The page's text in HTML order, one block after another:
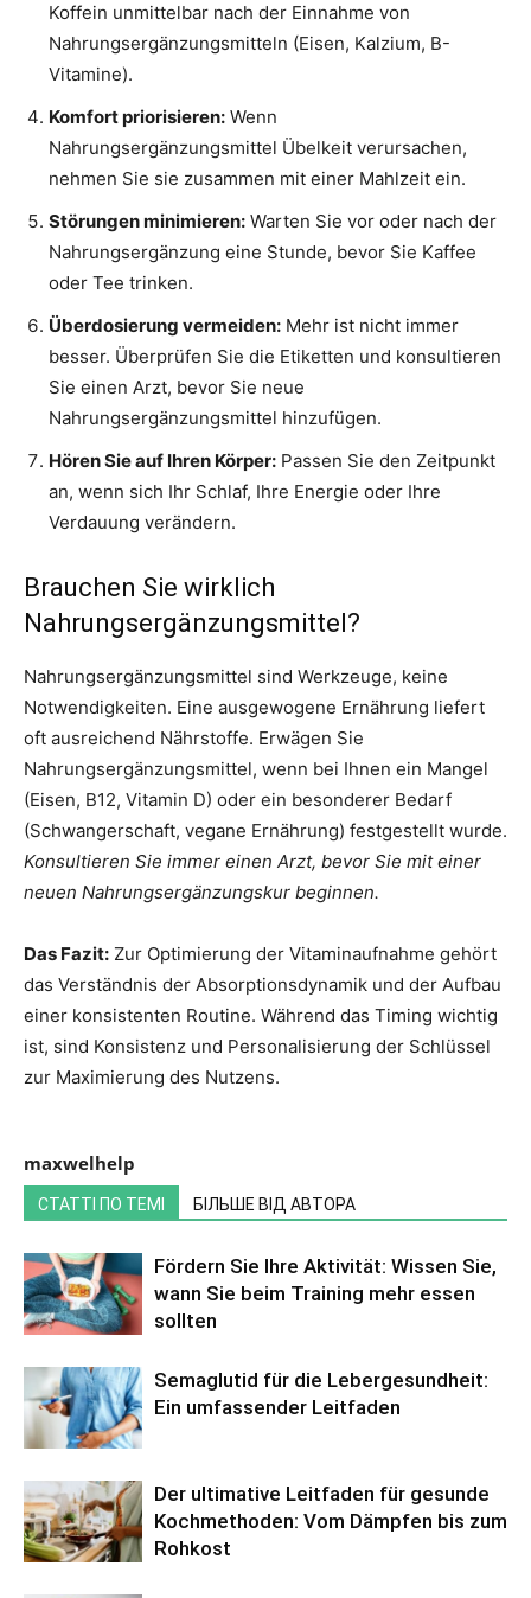
Koffein unmittelbar nach der Einnahme von
Nahrungsergänzungsmitteln (Eisen, Kalzium, B-
Vitamine).
Komfort priorisieren: Wenn
Nahrungsergänzungsmittel Übelkeit verursachen,
nehmen Sie sie zusammen mit einer Mahlzeit ein.
Störungen minimieren: Warten Sie vor oder nach der
Nahrungsergänzung eine Stunde, bevor Sie Kaffee
oder Tee trinken.
Überdosierung vermeiden: Mehr ist nicht immer
besser. Überprüfen Sie die Etiketten und konsultieren
Sie einen Arzt, bevor Sie neue
Nahrungsergänzungsmittel hinzufügen.
Hören Sie auf Ihren Körper: Passen Sie den Zeitpunkt
an, wenn sich Ihr Schlaf, Ihre Energie oder Ihre
Verdauung verändern.
Brauchen Sie wirklich
Nahrungsergänzungsmittel?
Nahrungsergänzungsmittel sind Werkzeuge, keine
Notwendigkeiten. Eine ausgewogene Ernährung liefert
oft ausreichend Nährstoffe. Erwägen Sie
Nahrungsergänzungsmittel, wenn bei Ihnen ein Mangel
(Eisen, B12, Vitamin D) oder ein besonderer Bedarf
(Schwangerschaft, vegane Ernährung) festgestellt wurde.
Konsultieren Sie immer einen Arzt, bevor Sie mit einer
neuen Nahrungsergänzungskur beginnen.
Das Fazit: Zur Optimierung der Vitaminaufnahme gehört
das Verständnis der Absorptionsdynamik und der Aufbau
einer konsistenten Routine. Während das Timing wichtig
ist, sind Konsistenz und Personalisierung der Schlüssel
zur Maximierung des Nutzens.
maxwelhelp
СТАТТІ ПО ТЕМІ БІЛЬШЕ ВІД АВТОРА
Fördern Sie Ihre Aktivität: Wissen Sie,
wann Sie beim Training mehr essen
sollten
Semaglutid für die Lebergesundheit:
Ein umfassender Leitfaden
Der ultimative Leitfaden für gesunde
Kochmethoden: Vom Dämpfen bis zum
Rohkost